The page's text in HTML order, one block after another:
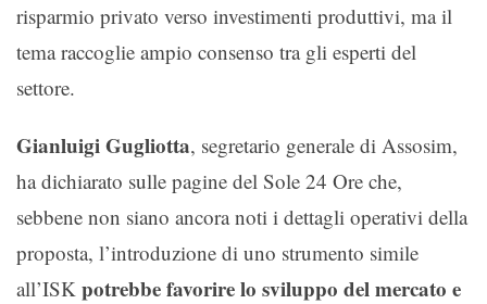
risparmio privato verso investimenti produttivi, ma il
tema raccoglie ampio consenso tra gli esperti del
settore.
Gianluigi Gugliotta, segretario generale di Assosim,
ha dichiarato sulle pagine del Sole 24 Ore che,
sebbene non siano ancora noti i dettagli operativi della
proposta, l’introduzione di uno strumento simile
all’ISK potrebbe favorire lo sviluppo del mercato e